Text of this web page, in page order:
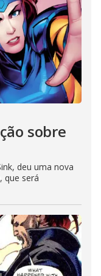
sobre
deu uma nova
que será